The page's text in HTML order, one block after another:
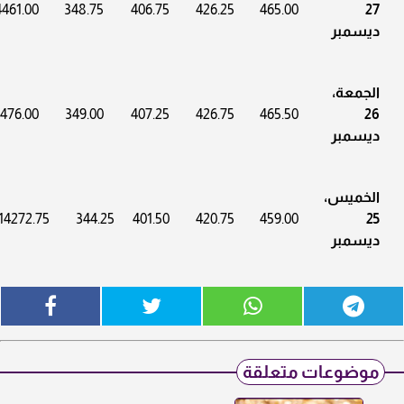
27
ديسمبر
465.00
426.25
406.75
348.75
الجمعة،
26
ديسمبر
465.50
426.75
407.25
349.00
الخميس،
25
ديسمبر
459.00
420.75
401.50
344.25
موضوعات متعلقة